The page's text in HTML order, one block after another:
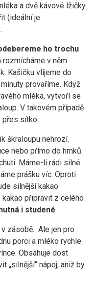
a dvě kávové lžičky
(ideální je
ho trochu
rozmícháme v něm
Kašičku vlijeme do
provaříme. Když
mléka, vytvoří se
V takovém případě
přes sítko.
škraloupu nehrozí.
nebo přímo do hrnků.
Máme-li rádi silné
prášku víc. Oproti
silnější kakao
připravit z celého
i studené.
zásobě. Ale jen pro
porci a mléko rychle
Obsahuje dost
„silnější“ nápoj, aniž by